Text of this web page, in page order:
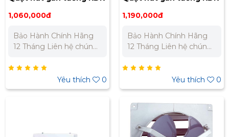
20ALH
1,060,000đ
Bảo Hành Chính Hãng
12 Tháng Liên hệ chúng
nhất cho dự án. Miền
Bắc : 0989 310 979 -
0973 106 269 Miền Nam:
Yêu thích 0
25ALH
1,190,000đ
Bảo Hành Chính Hãng
12 Tháng Liên hệ chúng
nhất cho dự án. Miền
Bắc : 0989 310 979 -
0973 106 269 Miền Nam:
332 980
Yêu thích 0